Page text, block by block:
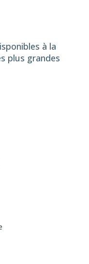
à la
plus grandes